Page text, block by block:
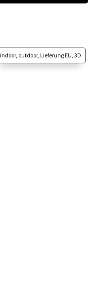
indoor, outdoor, Lieferung EU, 3D